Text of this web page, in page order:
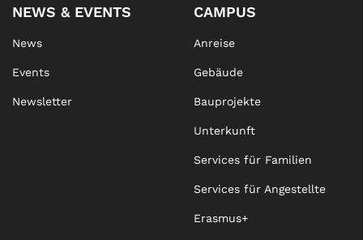
NEWS & EVENTS
News
Events
Newsletter
CAMPUS
Anreise
Gebäude
Bauprojekte
Unterkunft
Services für Familien
Services für Angestellte
Erasmus+